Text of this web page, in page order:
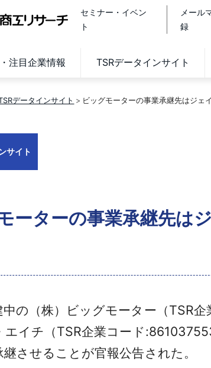
セミナー・イベン
ト
メール
録
注目企業情報 TSRデータインサイト
データインサイト ビッグモーターの事業承継先はジェ
サイト
ーターの事業承継先は
の（株）ビッグモーター（TSR
エイチ（TSR企業コード
させることが官報公告された。